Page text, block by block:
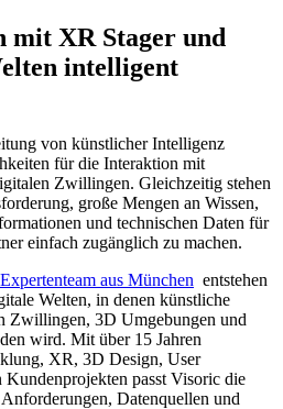
mit XR Stager und
intelligent
von künstlicher Intelligenz
für die Interaktion mit
Zwillingen. Gleichzeitig stehen
große Mengen an Wissen,
und technischen Daten für
einfach zugänglich zu machen.
aus München entstehen
Welten, in denen künstliche
Zwillingen, 3D Umgebungen und
wird. Mit über 15 Jahren
XR, 3D Design, User
passt Visoric die
Datenquellen und